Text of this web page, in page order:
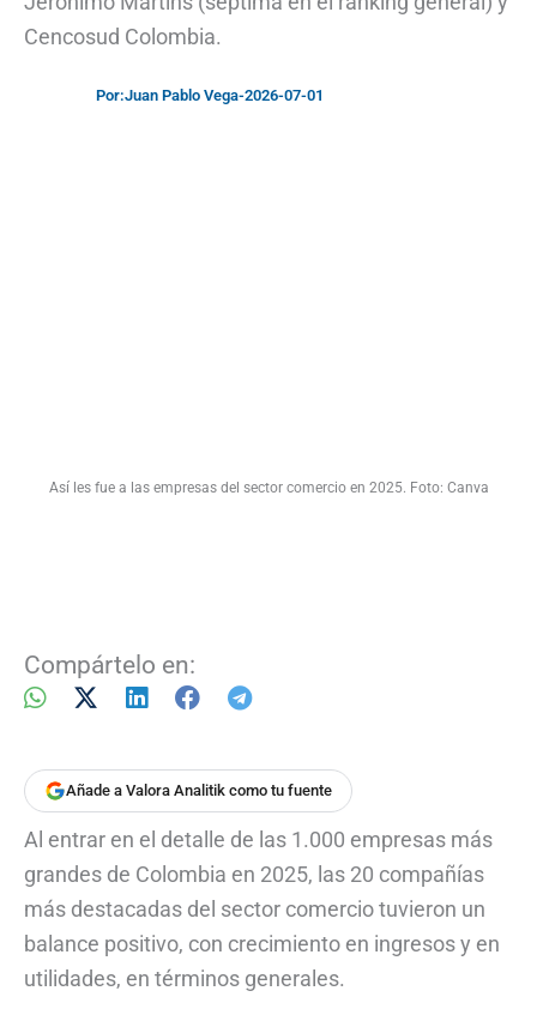
Cencosud Colombia.
Por:Juan Pablo Vega-2026-07-01
Así les fue a las empresas del sector comercio en 2025. Foto: Canva
Compártelo en:
Añade a Valora Analitik como tu fuente
Al entrar en el detalle de las 1.000 empresas más
grandes de Colombia en 2025, las 20 compañías
más destacadas del sector comercio tuvieron un
balance positivo, con crecimiento en ingresos y en
utilidades, en términos generales.